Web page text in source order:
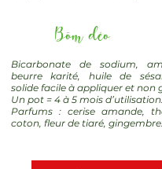
Böm déo
Bicarbonate de sodium,
beurre karité, huile de
solide facile à appliquer et non
Un pot = 4 à 5 mois d’utilisation.
Parfums : cerise amande,
coton, fleur de tiaré, gingembre.